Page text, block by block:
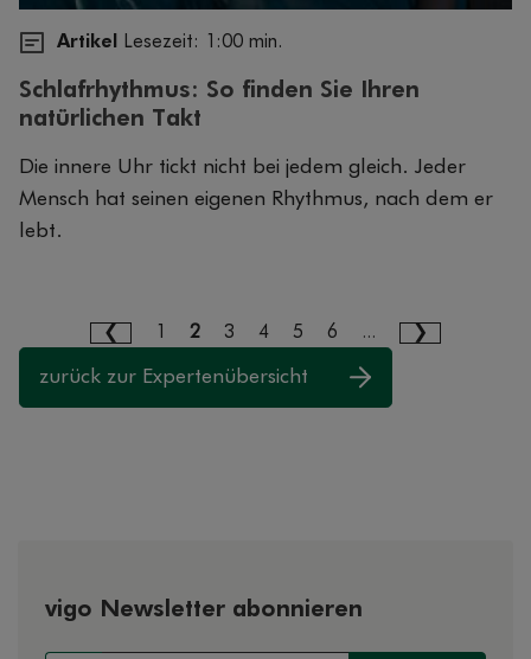
Artikel Lesezeit: 1:00 min.
Schlafrhythmus: So finden Sie Ihren
natürlichen Takt
Die innere Uhr tickt nicht bei jedem gleich. Jeder
Mensch hat seinen eigenen Rhythmus, nach dem er
lebt.
2 3 4 5 6 ...
zurück zur Expertenübersicht
vigo Newsletter abonnieren